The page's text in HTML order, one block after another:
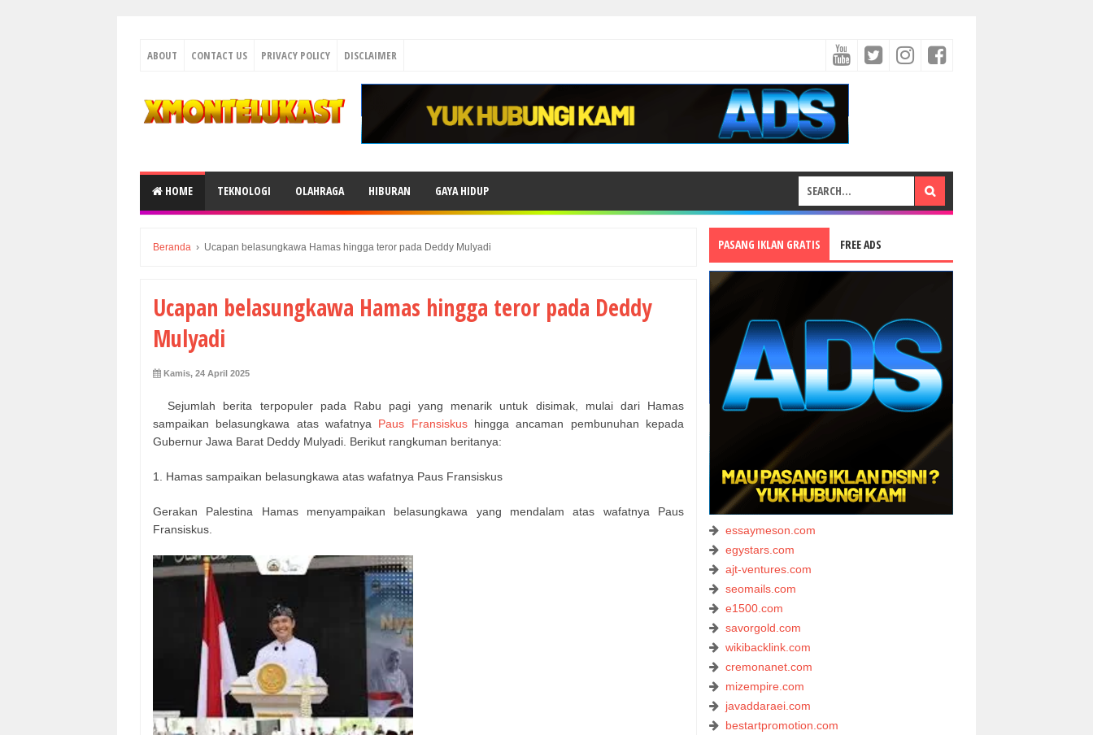
ABOUT CONTACT US PRIVACY POLICY DISCLAIMER
HOME TEKNOLOGI OLAHRAGA HIBURAN GAYA HIDUP
Beranda › Ucapan belasungkawa Hamas hingga teror pada Deddy Mulyadi
Ucapan belasungkawa Hamas hingga teror pada Deddy
Mulyadi
Kamis, 24 April 2025
Sejumlah berita terpopuler pada Rabu pagi yang menarik untuk disimak, mulai dari Hamas
sampaikan belasungkawa atas wafatnya Paus Fransiskushingga ancaman pembunuhan kepada
Gubernur Jawa Barat Deddy Mulyadi. Berikut rangkuman beritanya:
1. Hamas sampaikan belasungkawa atas wafatnya Paus Fransiskus
Gerakan Palestina Hamas menyampaikan belasungkawa yang mendalam atas wafatnya Paus
Fransiskus.
PASANG IKLAN GRATIS FREE ADS
essaymeson.com
egystars.com
ajt-ventures.com
seomails.com
e1500.com
savorgold.com
wikibacklink.com
cremonanet.com
mizempire.com
javaddaraei.com
bestartpromotion.com